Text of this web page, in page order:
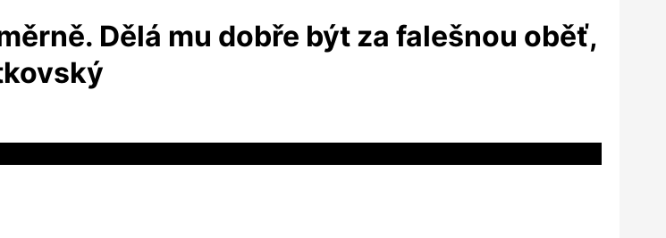
Dělá mu dobře být za falešnou oběť,